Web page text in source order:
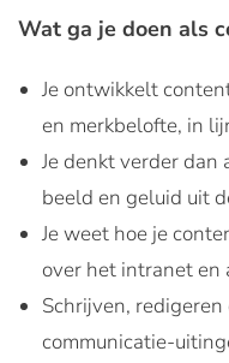
Wat ga je doen als
Je ontwikkelt
en merkbelofte, in
Je denkt verder dan
beeld en geluid uit
Je weet hoe je
over het intranet en
Schrijven,
communicatie-